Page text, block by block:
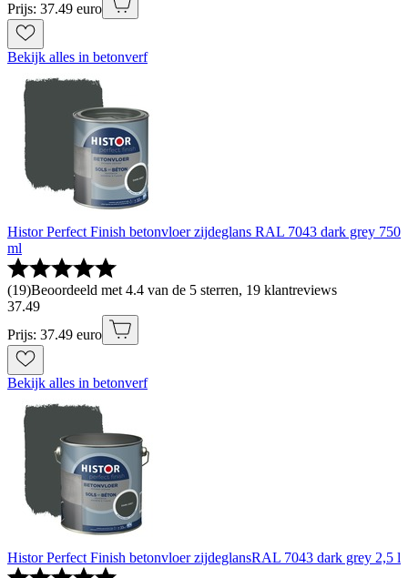
Prijs: 37.49 euro
Bekijk alles in betonverf
Histor Perfect Finish betonvloer zijdeglans RAL 7043 dark grey 750
ml
(19)Beoordeeld met 4.4 van de 5 sterren, 19 klantreviews
37.49
Prijs: 37.49 euro
Bekijk alles in betonverf
Histor Perfect Finish betonvloer zijdeglansRAL 7043 dark grey 2,5 l